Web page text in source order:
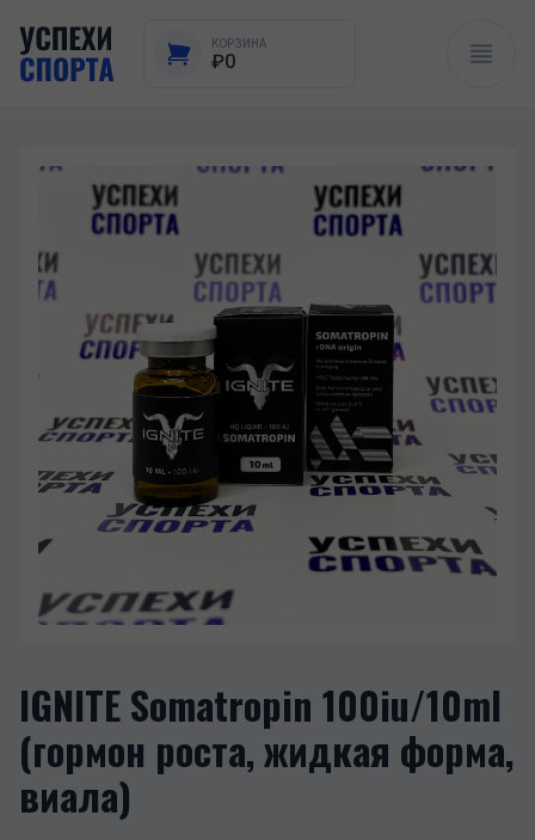
КОРЗИНА
₽0
IGNITE Somatropin 100iu/10ml
(гормон роста, жидкая форма,
виала)